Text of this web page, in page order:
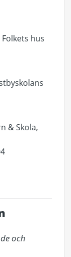
hus
& Skola,
och